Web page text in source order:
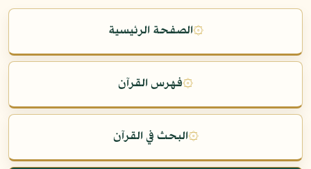
۞الصفحة الرئيسية
۞فهرس القرآن
۞البحث في القرآن